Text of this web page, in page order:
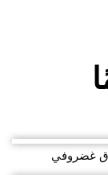
غضروفي